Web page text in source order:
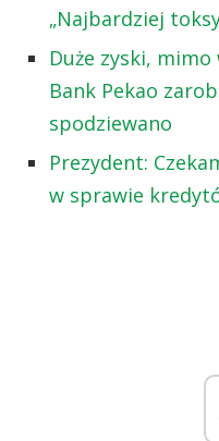
„Najbardziej
Duże zyski,
Bank Pekao
spodziewano
Prezydent:
w sprawie